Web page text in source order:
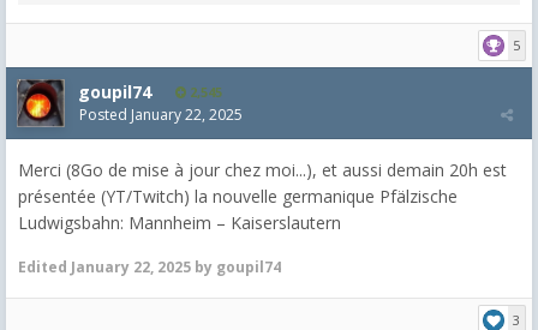
5
goupil74 2,545
Posted January 22, 2025
Merci (8Go de mise à jour chez moi...), et aussi demain 20h est
présentée (YT/Twitch) la nouvelle germanique Pfälzische
Ludwigsbahn: Mannheim – Kaiserslautern
Edited January 22, 2025 by goupil74
3